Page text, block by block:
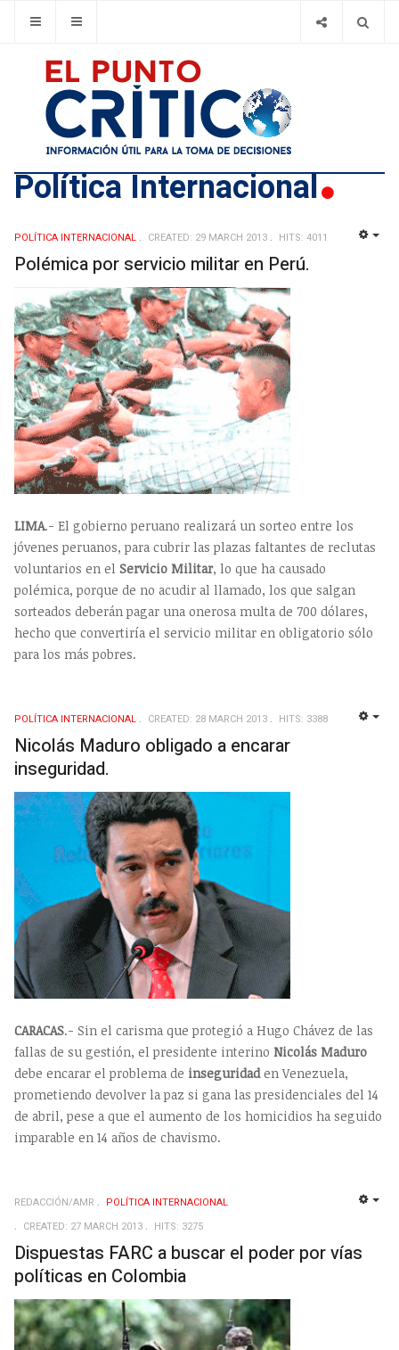
Política Internacional
POLÍTICA INTERNACIONAL CREATED: 29 MARCH 2013 HITS: 4011
Polémica por servicio militar en Perú.
LIMA.- El gobierno peruano realizará un sorteo entre los
jóvenes peruanos, para cubrir las plazas faltantes de reclutas
voluntarios en el Servicio Militar, lo que ha causado
polémica, porque de no acudir al llamado, los que salgan
sorteados deberán pagar una onerosa multa de 700 dólares,
hecho que convertiría el servicio militar en obligatorio sólo
para los más pobres.
POLÍTICA INTERNACIONAL CREATED: 28 MARCH 2013 HITS: 3388
Nicolás Maduro obligado a encarar
inseguridad.
CARACAS.- Sin el carisma que protegió a Hugo Chávez de las
fallas de su gestión, el presidente interino Nicolás Maduro
debe encarar el problema de inseguridaden Venezuela,
prometiendo devolver la paz si gana las presidenciales del 14
de abril, pese a que el aumento de los homicidios ha seguido
imparable en 14 años de chavismo.
REDACCIÓN/AMR
POLÍTICA INTERNACIONAL
CREATED: 27 MARCH 2013
HITS: 3275
Dispuestas FARC a buscar el poder por vías
políticas en Colombia